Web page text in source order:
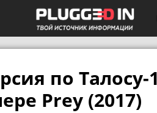
по
Prey (2017)